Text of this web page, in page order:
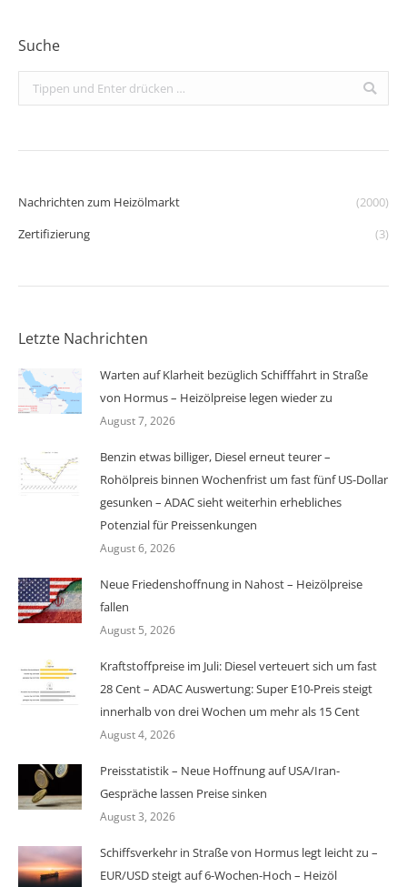
Suche
Search:
Nachrichten zum Heizölmarkt
(2000)
Zertifizierung
(3)
Letzte Nachrichten
Warten auf Klarheit bezüglich Schifffahrt in Straße
von Hormus – Heizölpreise legen wieder zu
August 7, 2026
Benzin etwas billiger, Diesel erneut teurer –
Rohölpreis binnen Wochenfrist um fast fünf US-Dollar
gesunken – ADAC sieht weiterhin erhebliches
Potenzial für Preissenkungen
August 6, 2026
Neue Friedenshoffnung in Nahost – Heizölpreise
fallen
August 5, 2026
Kraftstoffpreise im Juli: Diesel verteuert sich um fast
28 Cent – ADAC Auswertung: Super E10-Preis steigt
innerhalb von drei Wochen um mehr als 15 Cent
August 4, 2026
Preisstatistik – Neue Hoffnung auf USA/Iran-
Gespräche lassen Preise sinken
August 3, 2026
Schiffsverkehr in Straße von Hormus legt leicht zu –
EUR/USD steigt auf 6-Wochen-Hoch – Heizöl